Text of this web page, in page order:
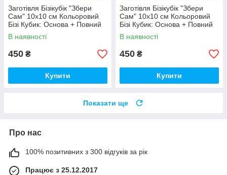
Заготівля Бізікубік "Збери
Сам" 10х10 см Кольоровий
Бізі Кубик: Основа + Повний
Комплект (в Розібраному
Виді) Кубік Бізи, Бірюза
В наявності
450 ₴
Купити
Заготівля Бізікубік "Збери
Сам" 10х10 см Кольоровий
Бізі Кубик: Основа + Повний
Комплект (в Розібраному
Виді) Кубік Бізи, Різнокол
В наявності
450 ₴
Купити
Показати ще
Про нас
100% позитивних з 300 відгуків за рік
Працює з 25.12.2017